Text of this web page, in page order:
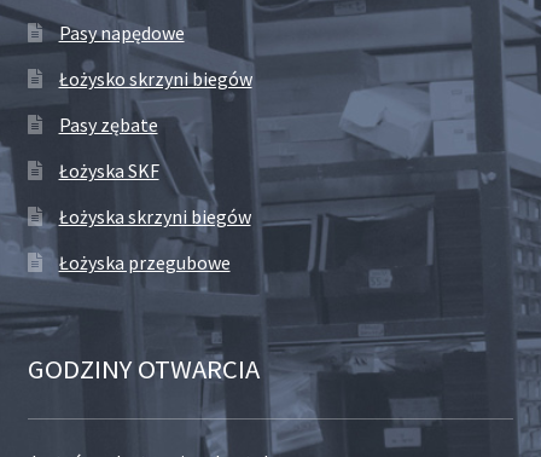
Pasy napędowe
Łożysko skrzyni biegów
Pasy zębate
Łożyska SKF
Łożyska skrzyni biegów
Łożyska przegubowe
GODZINY OTWARCIA